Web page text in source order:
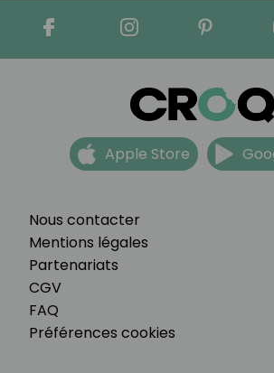
Nous contacter
Mentions légales
Partenariats
CGV
FAQ
Préférences cookies
Apple Store